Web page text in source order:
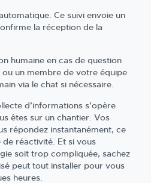
Ce suivi envoie un
la réception de la
humaine en cas de question
un membre de votre équipe
via le chat si nécessaire.
d’informations s’opère
êtes sur un chantier. Vos
répondez instantanément, ce
réactivité. Et si vous
soit trop compliquée, sachez
peut tout installer pour vous
heures.